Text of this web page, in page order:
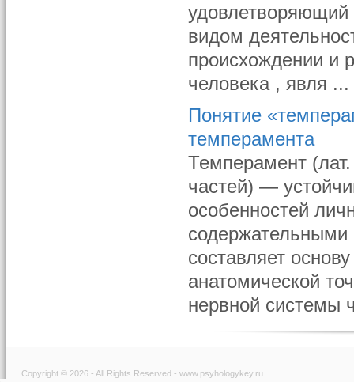
видом
происхождении и
человека , явля ...
Понятие
темперамента
Темперамент
частей) —
особенностей
содержательными
составляет
анатомической
нервной системы
Copyright © 2026 - All Rights Reserved - www.psyhologykey.ru